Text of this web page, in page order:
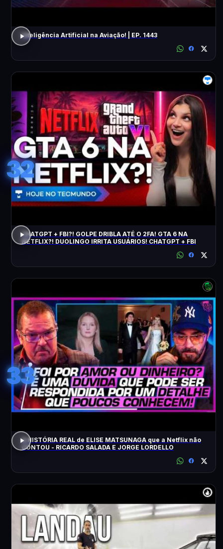
Inteligência Artificial na Aviação! | EP. 1443
32
CHATGPT + FBI?! GOLPE DRIBLA ATÉ O 2FA! GTA 6 NA
NETFLIX?! DUOLINGO IRRITA USUÁRIOS! CHATGPT + FBI
33
A HISTÓRIA REAL de ELISE MATSUNAGA que a Netflix não
CONTOU - RICARDO SALADA E JORGE LORDELLO